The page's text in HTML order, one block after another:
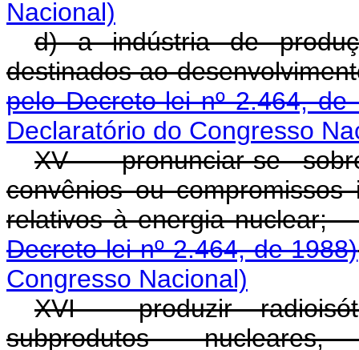
Nacional)
d) a indústria de
destinados ao
pelo Decreto-lei nº 2.464, de
Declaratório do Congresso
XV - pronunciar-se
convênios ou
relativos à
Decreto-lei nº 2.464, de 1988)
Congresso Nacional)
XVI - produzir
subprodutos